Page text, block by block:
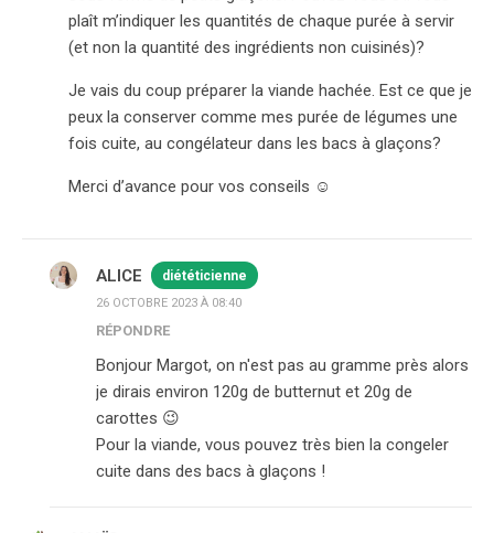
plaît m’indiquer les quantités de chaque purée à servir
(et non la quantité des ingrédients non cuisinés)?
Je vais du coup préparer la viande hachée. Est ce que je
peux la conserver comme mes purée de légumes une
fois cuite, au congélateur dans les bacs à glaçons?
Merci d’avance pour vos conseils ☺️
ALICE diététicienne
26 OCTOBRE 2023 À 08:40
RÉPONDRE
Bonjour Margot, on n'est pas au gramme près alors
je dirais environ 120g de butternut et 20g de
carottes 😉
Pour la viande, vous pouvez très bien la congeler
cuite dans des bacs à glaçons !